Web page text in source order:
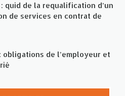
quid de la requalification d’un
de services en contrat de
obligations de l’employeur et